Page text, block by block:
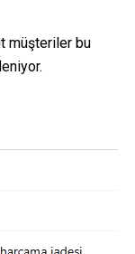
müşteriler bu